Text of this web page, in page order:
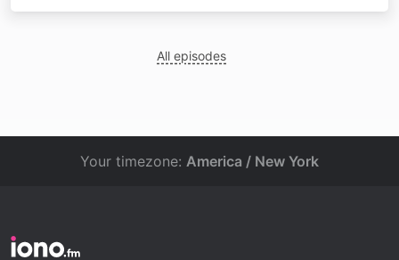
All episodes
Your timezone: America / New York